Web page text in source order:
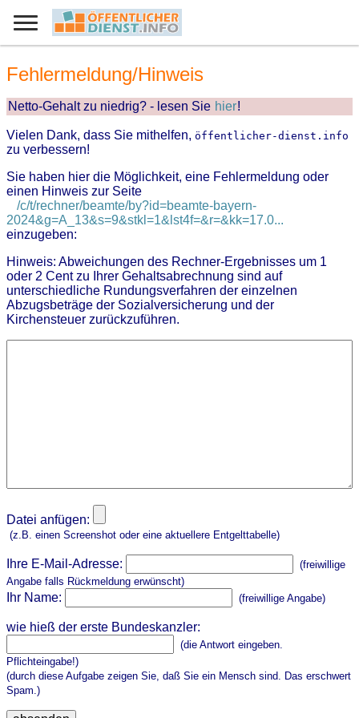
Fehlermeldung/Hinweis
Netto-Gehalt zu niedrig? - lesen Sie hier!
Vielen Dank, dass Sie mithelfen, öffentlicher-dienst.info
zu verbessern!
Sie haben hier die Möglichkeit, eine Fehlermeldung oder
einen Hinweis zur Seite
/c/t/rechner/beamte/by?id=beamte-bayern-
2024&g=A_13&s=9&stkl=1&lst4f=&r=&kk=17.0...
einzugeben:
Hinweis: Abweichungen des Rechner-Ergebnisses um 1
oder 2 Cent zu Ihrer Gehaltsabrechnung sind auf
unterschiedliche Rundungsverfahren der einzelnen
Abzugsbeträge der Sozialversicherung und der
Kirchensteuer zurückzuführen.
Datei anfügen:
(z.B. einen Screenshot oder eine aktuellere Entgelttabelle)
Ihre E-Mail-Adresse:
(freiwillige
Angabe falls Rückmeldung erwünscht)
Ihr Name: (freiwillige Angabe)
wie hieß der erste Bundeskanzler:
(die Antwort eingeben.
Pflichteingabe!)
(durch diese Aufgabe zeigen Sie, daß Sie ein Mensch sind. Das erschwert
Spam.)